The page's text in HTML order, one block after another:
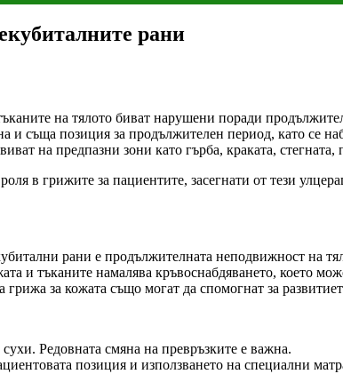
рани
на тялото биват нарушени поради
и съща позиция за продължителен период, като се
на предпазни зони като гърба, краката, стегната,
в грижите за пациентите, засегнати от тези
рани е продължителната неподвижност на
и тъканите намалява кръвоснабдяването, което
за кожата също могат да спомогнат за
Редовната смяна на превръзките е важна.
позиция и използването на специални